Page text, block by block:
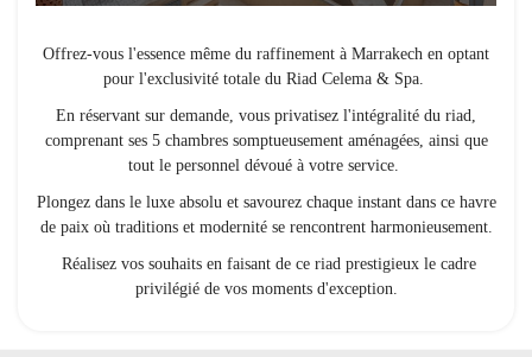
Offrez-vous l'essence même du raffinement à Marrakech en optant
pour l'exclusivité totale du Riad Celema & Spa.
En réservant sur demande, vous privatisez l'intégralité du riad,
comprenant ses 5 chambres somptueusement aménagées, ainsi que
tout le personnel dévoué à votre service.
Plongez dans le luxe absolu et savourez chaque instant dans ce havre
de paix où traditions et modernité se rencontrent harmonieusement.
Réalisez vos souhaits en faisant de ce riad prestigieux le cadre
privilégié de vos moments d'exception.